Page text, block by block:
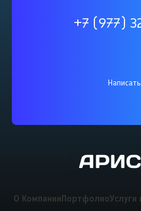
+7 (977)
О КомпанииПортфолиоУслуги